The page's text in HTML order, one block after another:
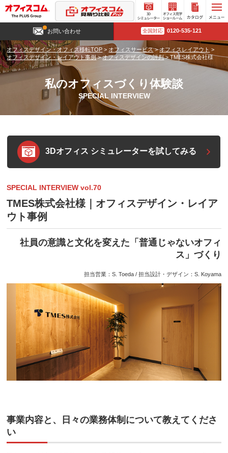
3D
シミュ
レータ
ー
オフィ
ス見学
ルーム
お問い合わせ 全国対応 0120-535-121
オフィスデザイン・オフィス移転TOP > オフィスサービス>オフィスレイアウト >
オフィスデザイン・レイアウト事例>オフィスデザインの評判>TMES株式会社様
私のオフィスづくり体験談
SPECIAL INTERVIEW
3Dオフィス シミュレーターを試してみる
SPECIAL INTERVIEW vol.70
TMES株式会社様｜オフィスデザイン・レイア
ウト事例
社員の意識と文化を変えた「普通じゃないオフィ
ス」づくり
担当営業：S. Toeda / 担当設計・デザイン：S. Koyama
事業内容と、日々の業務体制について教えてくださ
い